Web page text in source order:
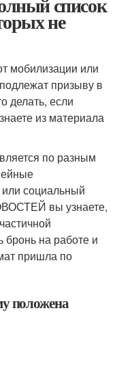
не
мобилизации или
призыву в
делать, если
из материала
по разным
социальный
вы узнаете,
бронь на работе и
пришла по
положена